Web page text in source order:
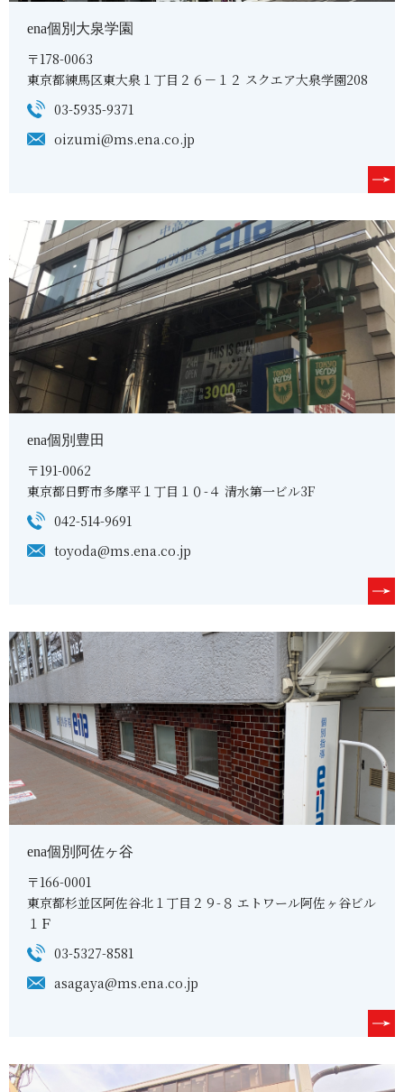
ena個別大泉学園
〒178-0063
東京都練馬区東大泉１丁目２６－１２ スクエア大泉学園208
03-5935-9371
oizumi@ms.ena.co.jp
ena個別豊田
〒191-0062
東京都日野市多摩平１丁目１０-４ 清水第一ビル3F
042-514-9691
toyoda@ms.ena.co.jp
ena個別阿佐ヶ谷
〒166-0001
東京都杉並区阿佐谷北１丁目２９-８ エトワール阿佐ヶ谷ビル
１Ｆ
03-5327-8581
asagaya@ms.ena.co.jp